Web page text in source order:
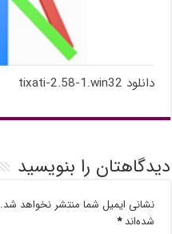
دانلود tixati-2.58-1.win32
دیدگاهتان را بنویسید
نشانی ایمیل شما منتشر نخواهد شد.
شده‌اند*